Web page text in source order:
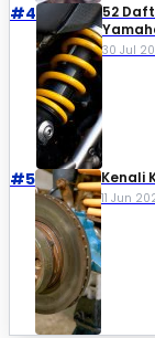
#4
52
30 Jul
#5 Kenali
11 Jun